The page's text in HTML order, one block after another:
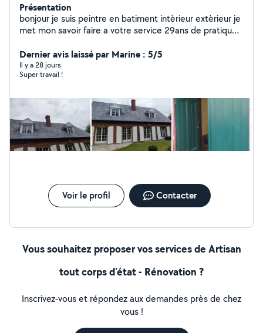
Présentation
bonjour je suis peintre en batiment intèrieur extèrieur je
met mon savoir faire a votre service 29ans de pratique
Dernier avis laissé par Marine : 5/5
Il y a 28 jours
Super travail !
Voir le profil Contacter
Vous souhaitez proposer vos services de Artisan
tout corps d'état - Rénovation ?
Inscrivez-vous et répondez aux demandes près de chez
vous !